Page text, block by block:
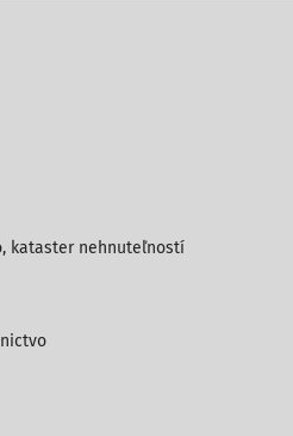
kataster nehnuteľností